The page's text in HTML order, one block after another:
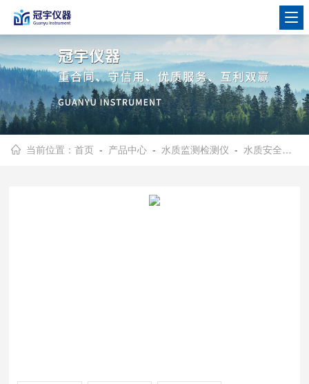
当前位置：首页 - 产品中心 - 水质监测检测仪 - 水质安全综合分析检测仪